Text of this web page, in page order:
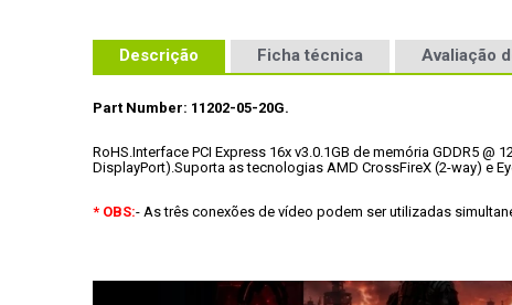
Descrição Ficha técnica Avaliação
Part Number: 11202-05-20G.
RoHS.Interface PCI Express 16x v3.0.1GB de memória GDDR5 @
DisplayPort).Suporta as tecnologias AMD CrossFireX (2-way) e
* OBS:- As três conexões de vídeo podem ser utilizadas